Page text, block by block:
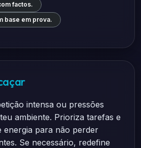
factos.
base em prova.
intensa ou pressões
ambiente. Prioriza tarefas e
energia para não perder
Se necessário, redefine